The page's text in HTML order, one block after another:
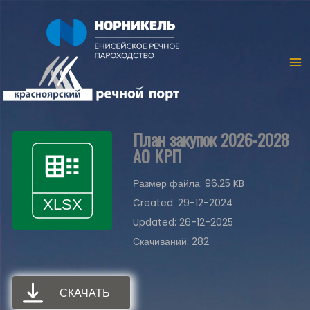
План закупок 2026-2028
АО КРП
Размер файла: 96.25 KB
Created: 29-12-2024
Updated: 26-12-2025
Скачиваний: 282
СКАЧАТЬ